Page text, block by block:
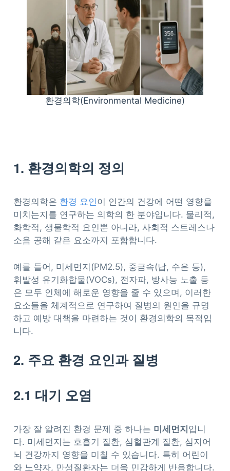
환경의학(Environmental Medicine)
1. 환경의학의 정의
환경의학은 환경 요인이 인간의 건강에 어떤 영향을
미치는지를 연구하는 의학의 한 분야입니다. 물리적,
화학적, 생물학적 요인뿐 아니라, 사회적 스트레스나
소음 공해 같은 요소까지 포함합니다.
예를 들어, 미세먼지(PM2.5), 중금속(납, 수은 등),
휘발성 유기화합물(VOCs), 전자파, 방사능 노출 등
은 모두 인체에 해로운 영향을 줄 수 있으며, 이러한
요소들을 체계적으로 연구하여 질병의 원인을 규명
하고 예방 대책을 마련하는 것이 환경의학의 목적입
니다.
2. 주요 환경 요인과 질병
2.1 대기 오염
가장 잘 알려진 환경 문제 중 하나는 미세먼지입니
다. 미세먼지는 호흡기 질환, 심혈관계 질환, 심지어
뇌 건강까지 영향을 미칠 수 있습니다. 특히 어린이
와 노약자, 만성질환자는 더욱 민감하게 반응합니다.